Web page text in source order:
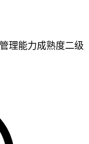
理能力成熟度二级